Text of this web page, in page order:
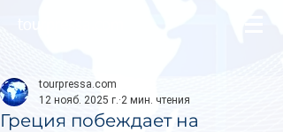
Греция побеждает на
tourpressa.com
12 нояб. 2025 г. 2 мин. чтения